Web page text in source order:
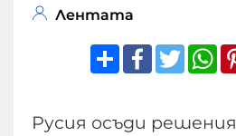
Лентата
ShareFacebook
Twitter
Русия осъди